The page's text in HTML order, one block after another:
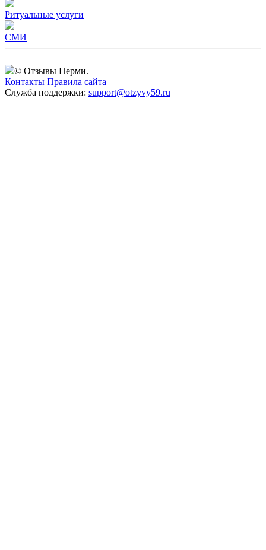
Ритуальные услуги
СМИ
© Отзывы Перми.
Контакты Правила сайта
Служба поддержки: support@otzyvy59.ru